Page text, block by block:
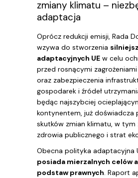
zmiany klimatu –
adaptacja
Oprócz redukcji emisji, Rada
wzywa do stworzenia
adaptacyjnych UE w celu
przed rosnącymi
oraz zabezpieczenia
gospodarek i źródeł
będąc najszybciej
kontynentem, już doświadcza
skutków zmian klimatu, w tym
zdrowia publicznego i strat
Obecna polityka adaptacyjna
posiada mierzalnych celów
podstaw prawnych. Raport